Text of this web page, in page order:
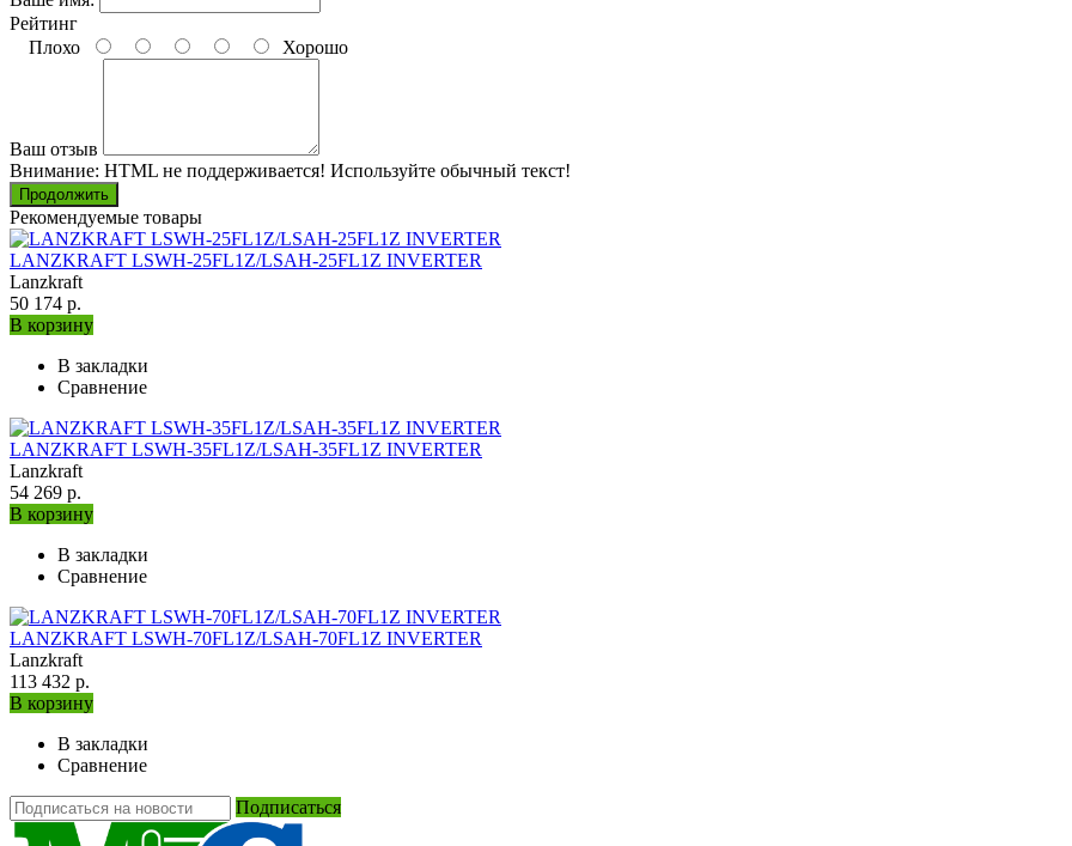
Рейтинг
Плохо
Хорошо
Ваш отзыв
Внимание: HTML не поддерживается! Используйте обычный текст!
Продолжить
Рекомендуемые товары
LANZKRAFT LSWH-25FL1Z/LSAH-25FL1Z INVERTER
Lanzkraft
50 174 р.
В корзину
В закладки
Сравнение
LANZKRAFT LSWH-35FL1Z/LSAH-35FL1Z INVERTER
Lanzkraft
54 269 р.
В корзину
В закладки
Сравнение
LANZKRAFT LSWH-70FL1Z/LSAH-70FL1Z INVERTER
Lanzkraft
113 432 р.
В корзину
В закладки
Сравнение
Подписаться